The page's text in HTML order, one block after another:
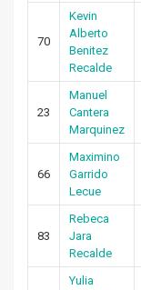
70
Kevin
Alberto
Benitez
Recalde
23
Manuel
Cantera
Marquinez
66
Maximino
Garrido
Lecue
83
Rebeca
Jara
Recalde
Yulia